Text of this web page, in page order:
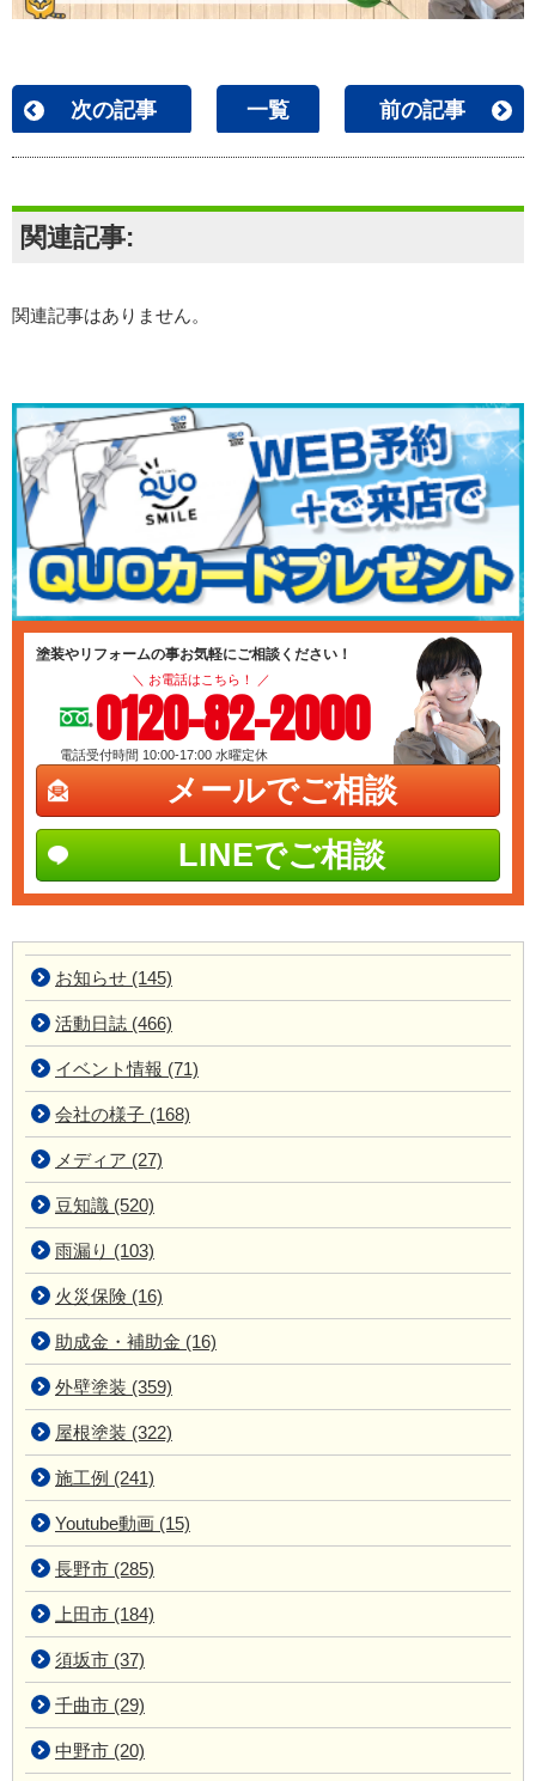
次の記事 一覧 前の記事
関連記事:
関連記事はありません。
塗装やリフォームの事お気軽にご相談ください！
＼ お電話はこちら！ ／
0120-82-2000
電話受付時間 10:00-17:00 水曜定休
メールでご相談
LINEでご相談
お知らせ (145)
活動日誌 (466)
イベント情報 (71)
会社の様子 (168)
メディア (27)
豆知識 (520)
雨漏り (103)
火災保険 (16)
助成金・補助金 (16)
外壁塗装 (359)
屋根塗装 (322)
施工例 (241)
Youtube動画 (15)
長野市 (285)
上田市 (184)
須坂市 (37)
千曲市 (29)
中野市 (20)